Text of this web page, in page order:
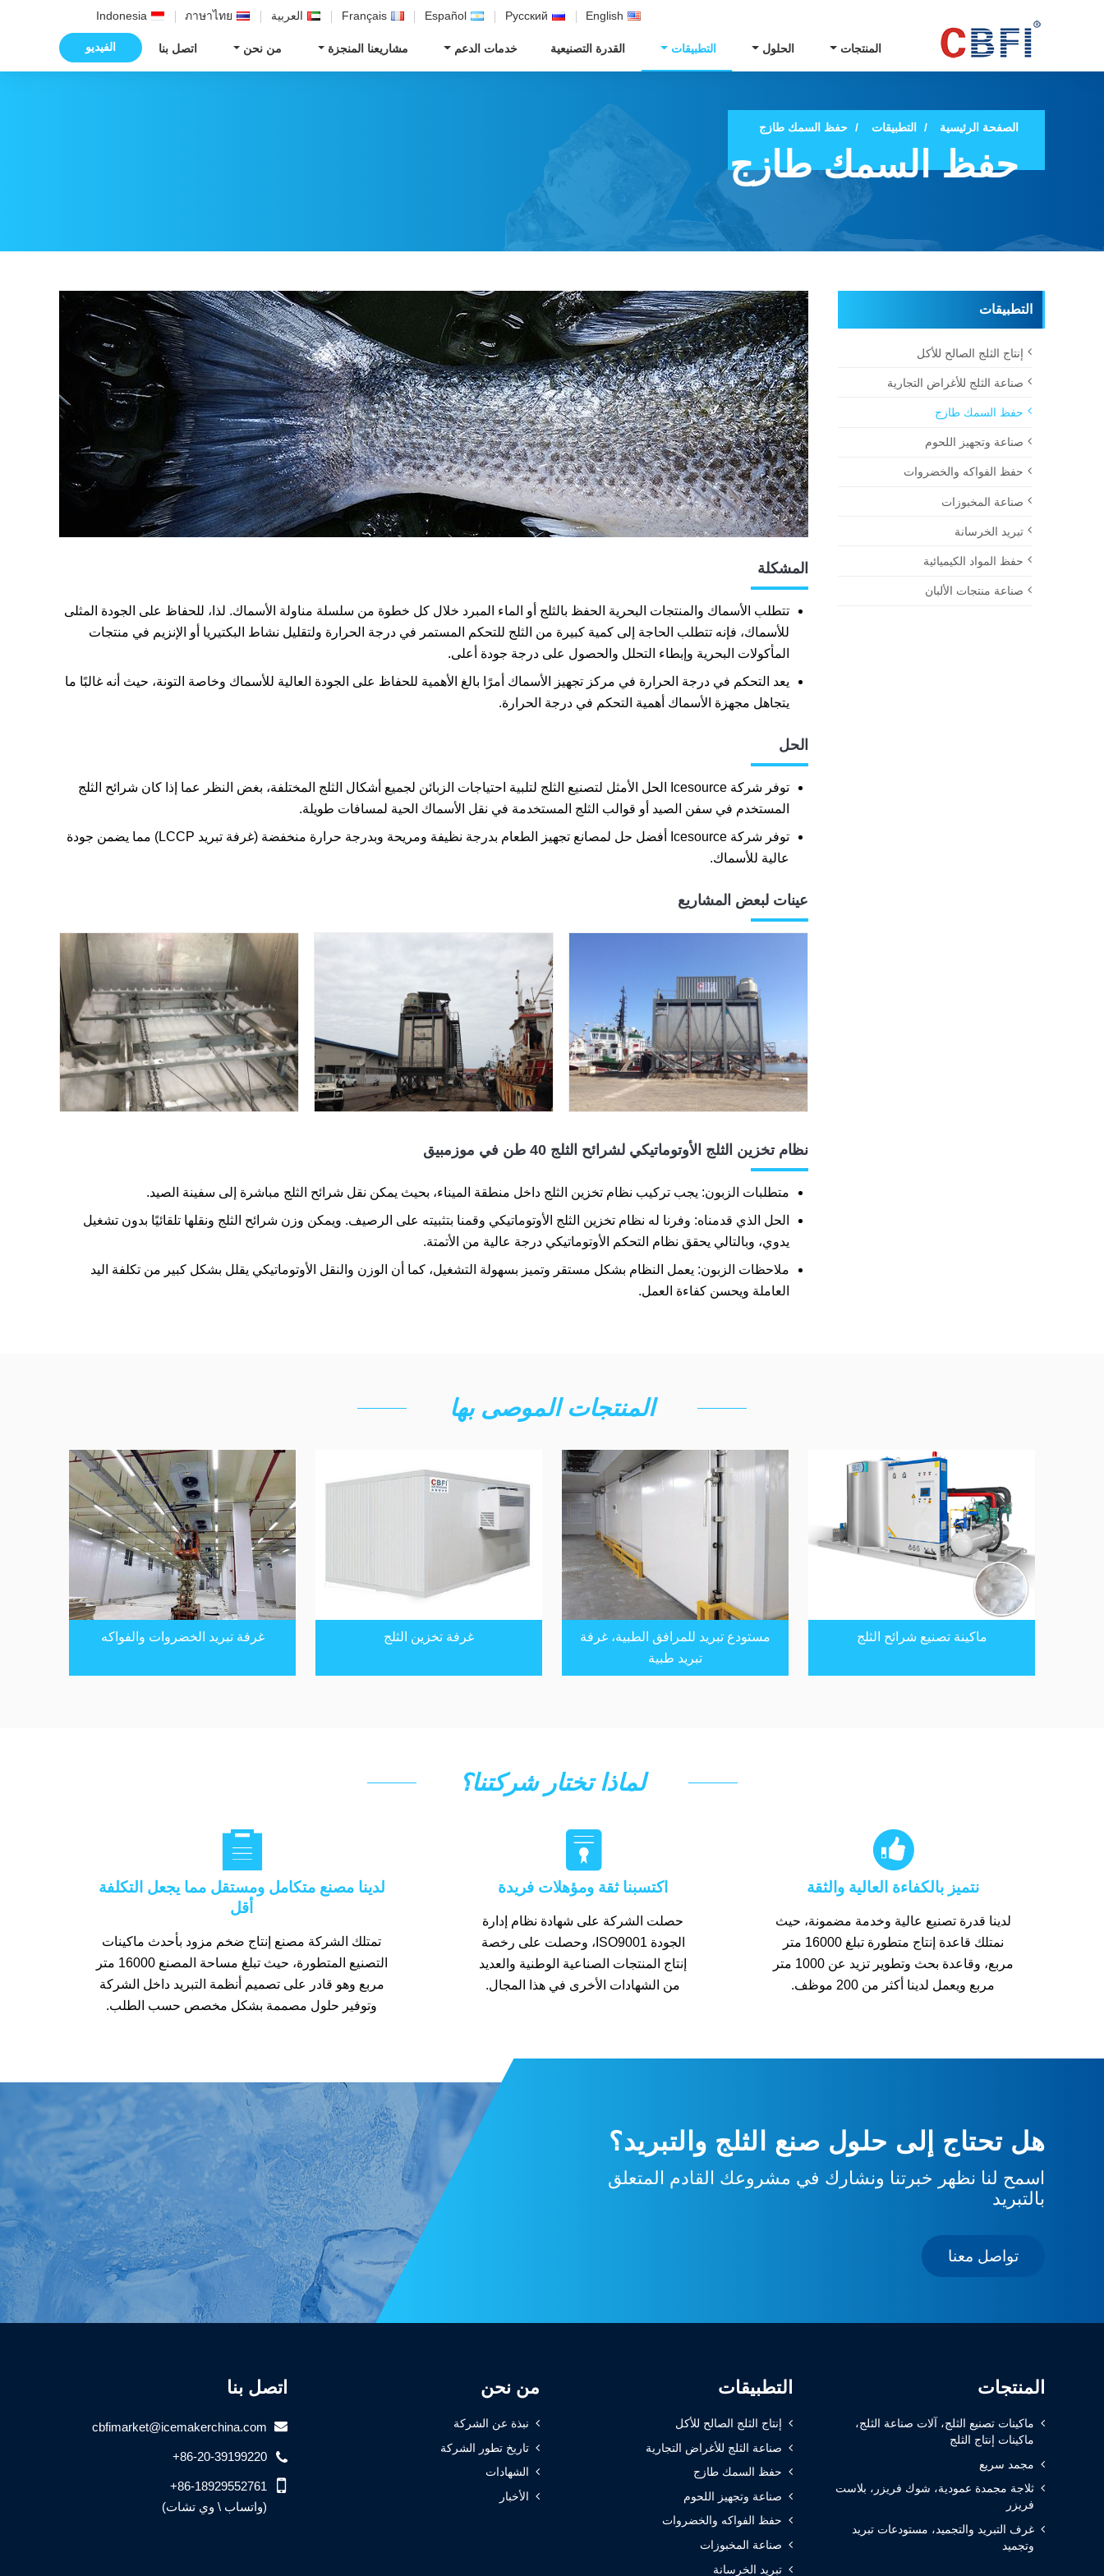
English
Русский
Español
Français العربية ภาษาไทย
Indonesia
المنتجات الحلول التطبيقات القدرة التصنيعية خدمات الدعم مشاريعنا المنجزة من نحن اتصل بنا الفيديو
الصفحة الرئيسية التطبيقات حفظ السمك طازج
حفظ السمك طازج
المشكلة
تتطلب الأسماك والمنتجات البحرية الحفظ بالثلج أو الماء المبرد خلال كل خطوة من سلسلة مناولة الأسماك. لذا، للحفاظ على الجودة المثلى
للأسماك، فإنه تتطلب الحاجة إلى كمية كبيرة من الثلج للتحكم المستمر في درجة الحرارة ولتقليل نشاط البكتيريا أو الإنزيم في منتجات
المأكولات البحرية وإبطاء التحلل والحصول على درجة جودة أعلى.
يعد التحكم في درجة الحرارة في مركز تجهيز الأسماك أمرًا بالغ الأهمية للحفاظ على الجودة العالية للأسماك وخاصة التونة، حيث أنه غالبًا ما
يتجاهل مجهزة الأسماك أهمية التحكم في درجة الحرارة.
الحل
توفر شركة Icesource الحل الأمثل لتصنيع الثلج لتلبية احتياجات الزبائن لجميع أشكال الثلج المختلفة، بغض النظر عما إذا كان شرائح الثلج
المستخدم في سفن الصيد أو قوالب الثلج المستخدمة في نقل الأسماك الحية لمسافات طويلة.
توفر شركة Icesource أفضل حل لمصانع تجهيز الطعام بدرجة نظيفة ومريحة وبدرجة حرارة منخفضة (غرفة تبريد LCCP) مما يضمن جودة
عالية للأسماك.
عينات لبعض المشاريع
نظام تخزين الثلج الأوتوماتيكي لشرائح الثلج 40 طن في موزمبيق
متطلبات الزبون: يجب تركيب نظام تخزين الثلج داخل منطقة الميناء، بحيث يمكن نقل شرائح الثلج مباشرة إلى سفينة الصيد.
الحل الذي قدمناه: وفرنا له نظام تخزين الثلج الأوتوماتيكي وقمنا بتثبيته على الرصيف. ويمكن وزن شرائح الثلج ونقلها تلقائيًا بدون تشغيل
يدوي، وبالتالي يحقق نظام التحكم الأوتوماتيكي درجة عالية من الأتمتة.
ملاحظات الزبون: يعمل النظام بشكل مستقر وتميز بسهولة التشغيل، كما أن الوزن والنقل الأوتوماتيكي يقلل بشكل كبير من تكلفة اليد
العاملة ويحسن كفاءة العمل.
التطبيقات
إنتاج الثلج الصالح للأكل
صناعة الثلج للأغراض التجارية
حفظ السمك طازج
صناعة وتجهيز اللحوم
حفظ الفواكه والخضروات
صناعة المخبوزات
تبريد الخرسانة
حفظ المواد الكيميائية
صناعة منتجات الألبان
المنتجات الموصى بها
ماكينة تصنيع شرائح الثلج
مستودع تبريد للمرافق الطبية، غرفة
تبريد طبية
غرفة تخزين الثلج غرفة تبريد الخضروات والفواكه
لماذا تختار شركتنا؟

نتميز بالكفاءة العالية والثقة
لدينا قدرة تصنيع عالية وخدمة مضمونة، حيث
نمتلك قاعدة إنتاج متطورة تبلغ 16000 متر
مربع، وقاعدة بحث وتطوير تزيد عن 1000 متر
مربع ويعمل لدينا أكثر من 200 موظف.

اكتسبنا ثقة ومؤهلات فريدة
حصلت الشركة على شهادة نظام إدارة
الجودة ISO9001، وحصلت على رخصة
إنتاج المنتجات الصناعية الوطنية والعديد
من الشهادات الأخرى في هذا المجال.

لدينا مصنع متكامل ومستقل مما يجعل التكلفة
أقل
تمتلك الشركة مصنع إنتاج ضخم مزود بأحدث ماكينات
التصنيع المتطورة، حيث تبلغ مساحة المصنع 16000 متر
مربع وهو قادر على تصميم أنظمة التبريد داخل الشركة
وتوفير حلول مصممة بشكل مخصص حسب الطلب.
هل تحتاج إلى حلول صنع الثلج والتبريد؟
اسمح لنا نظهر خبرتنا ونشارك في مشروعك القادم المتعلق
بالتبريد
تواصل معنا
المنتجات
ماكينات تصنيع الثلج، آلات صناعة الثلج،
ماكينات إنتاج الثلج
مجمد سريع
ثلاجة مجمدة عمودية، شوك فريزر، بلاست
فريزر
غرف التبريد والتجميد، مستودعات تبريد
وتجميد
التطبيقات
إنتاج الثلج الصالح للأكل
صناعة الثلج للأغراض التجارية
حفظ السمك طازج
صناعة وتجهيز اللحوم
حفظ الفواكه والخضروات
صناعة المخبوزات
تبريد الخرسانة
من نحن
نبذة عن الشركة
تاريخ تطور الشركة
الشهادات
الأخبار
اتصل بنا
cbfimarket@icemakerchina.com
+86-20-39199220
+86-18929552761
(واتساب \ وي تشات)